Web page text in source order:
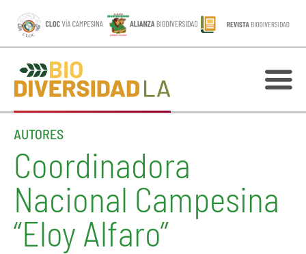
AUTORES
Coordinadora
Nacional Campesina
“Eloy Alfaro”